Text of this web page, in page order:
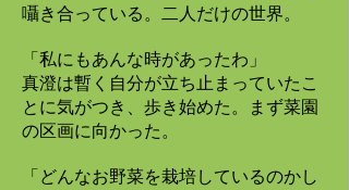
囁き合っている。二人だけの世界。
「私にもあんな時があったわ」
真澄は暫く自分が立ち止まっていたこ
とに気がつき、歩き始めた。まず菜園
の区画に向かった。
「どんなお野菜を栽培しているのかし